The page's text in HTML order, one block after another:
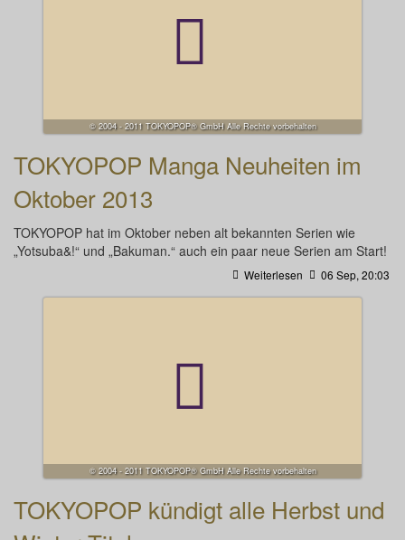
© 2004 - 2011 TOKYOPOP® GmbH Alle Rechte vorbehalten
TOKYOPOP Manga Neuheiten im
Oktober 2013
TOKYOPOP hat im Oktober neben alt bekannten Serien wie
„Yotsuba&!“ und „Bakuman.“ auch ein paar neue Serien am Start!
Weiterlesen 06 Sep, 20:03
© 2004 - 2011 TOKYOPOP® GmbH Alle Rechte vorbehalten
TOKYOPOP kündigt alle Herbst und